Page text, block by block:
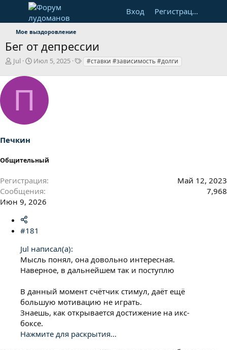
Вход Регистрация
Мое выздоровление
Бег от депрессии
А
т
м
Jul
Д
т
а
Июл 5, 2025
Т
г
#ставки #зависимость #долги
П
Печкин
Общительный
Регистрация
Май 12, 2023
Сообщения
7,968
Июн 9, 2026
#181
Jul написал(а):
Мысль понял, она довольно интересная.
Наверное, в дальнейшем так и поступлю
В данный момент счётчик стимул, даёт ещё
большую мотивацию не играть.
Знаешь, как открывается достижение на икс-
боксе.
Нажмите для раскрытия...